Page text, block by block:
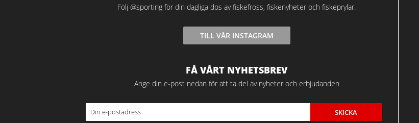
Följ @sporting för din dagliga dos av fiskefross, fiskenyheter och fiskeprylar.
TILL VÅR INSTAGRAM
FÅ VÅRT NYHETSBREV
Ange din e-post nedan för att ta del av nyheter och erbjudanden
SKICKA